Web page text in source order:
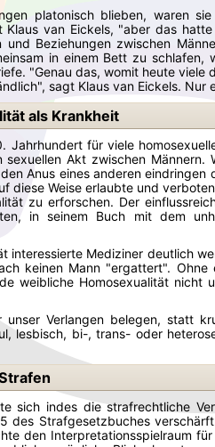
platonisch blieben, waren
van Eickels, "aber das
Beziehungen zwischen
in einem Bett zu
"Genau das, womit heute
sagt Klaus van Eickels. Nur
als Krankheit
Jahrhundert für viele
Akt zwischen
Anus eines anderen
diese Weise erlaubte und
zu erforschen. Der
in seinem Buch mit dem
interessierte Mediziner deutlich
keinen Mann "ergattert".
weibliche Homosexualität
Verlangen belegen, statt
lesbisch, bi-, trans- oder
sich indes die strafrechtliche
des Strafgesetzbuches
den Interpretationsspielraum